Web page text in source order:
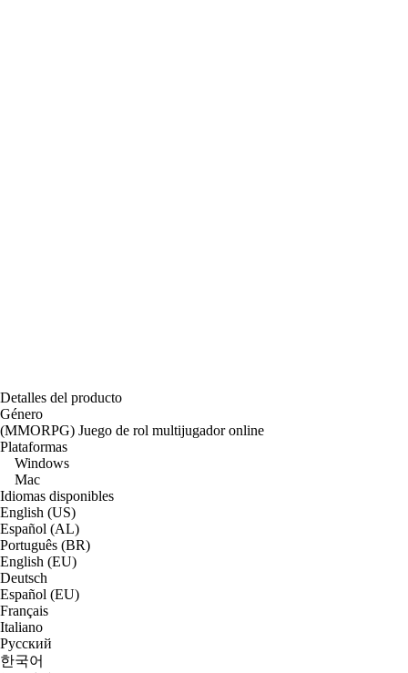
Detalles del producto
Género
(MMORPG) Juego de rol multijugador online
Plataformas
Windows
Mac
Idiomas disponibles
English (US)
Español (AL)
Português (BR)
English (EU)
Deutsch
Español (EU)
Français
Italiano
Русский
한국어